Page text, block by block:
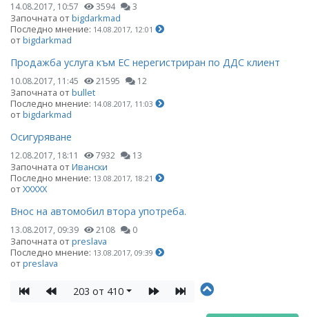
14.08.2017, 10:57 3594 3
Започната отbigdarkmad
Последно мнение: 14.08.2017, 12:01
отbigdarkmad
Продажба услуга към ЕС нерегистриран по ДДС клиент
10.08.2017, 11:45 21595 12
Започната отbullet
Последно мнение: 14.08.2017, 11:03
отbigdarkmad
Осигуряване
12.08.2017, 18:11 7932 13
Започната отИвански
Последно мнение: 13.08.2017, 18:21
отХХХХХ
Внос на автомобил втора употреба.
13.08.2017, 09:39 2108 0
Започната отpreslava
Последно мнение: 13.08.2017, 09:39
отpreslava
203 от 410